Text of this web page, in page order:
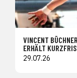
VINCENT
ERHÄLT
29.07.26